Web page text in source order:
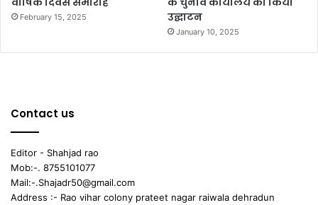
February 15, 2025
उद्घाटन
January 10, 2025
Contact us
Editor - Shahjad rao
Mob:-. 8755101077
Mail:-.Shajadr50@gmail.com
Address :- Rao vihar colony prateet nagar raiwala dehradun